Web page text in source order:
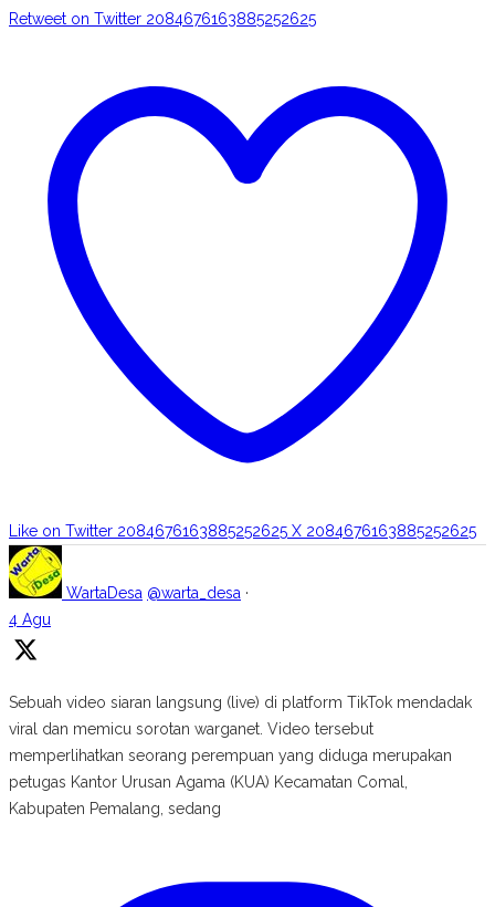
Retweet on Twitter 2084676163885252625
Like on Twitter 2084676163885252625 X 2084676163885252625
WartaDesa @warta_desa ·
4 Agu
Sebuah video siaran langsung (live) di platform TikTok mendadak
viral dan memicu sorotan warganet. Video tersebut
memperlihatkan seorang perempuan yang diduga merupakan
petugas Kantor Urusan Agama (KUA) Kecamatan Comal,
Kabupaten Pemalang, sedang